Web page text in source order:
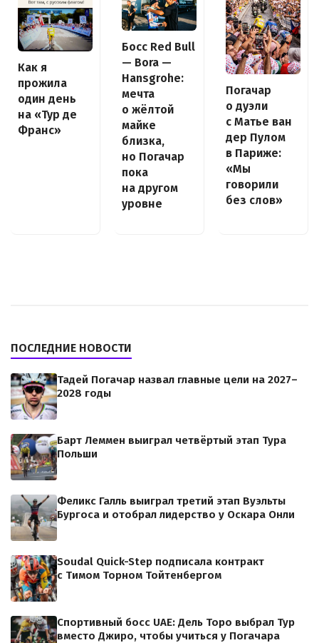
Как я
прожила
один день
на «Тур де
Франс»
Босс Red Bull
— Bora —
Hansgrohe:
мечта
о жёлтой
майке
близка,
но Погачар
пока
на другом
уровне
Погачар
о дуэли
с Матье ван
дер Пулом
в Париже:
«Мы
говорили
без слов»
ПОСЛЕДНИЕ НОВОСТИ
Тадей Погачар назвал главные цели на 2027–
2028 годы
Барт Леммен выиграл четвёртый этап Тура
Польши
Феликс Галль выиграл третий этап Вуэльты
Бургоса и отобрал лидерство у Оскара Онли
Soudal Quick-Step подписала контракт
с Тимом Торном Тойтенбергом
Спортивный босс UAE: Дель Торо выбрал Тур
вместо Джиро, чтобы учиться у Погачара